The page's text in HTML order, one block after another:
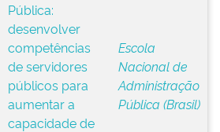
Pública:
desenvolver
competências
de servidores
públicos para
aumentar a
capacidade de
Escola
Nacional de
Administração
Pública (Brasil)